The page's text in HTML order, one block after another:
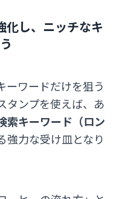
化し、ニッチなキ
ーワードだけを狙う
タンプを使えば、あ
索キーワード（ロン
強力な受け皿となり